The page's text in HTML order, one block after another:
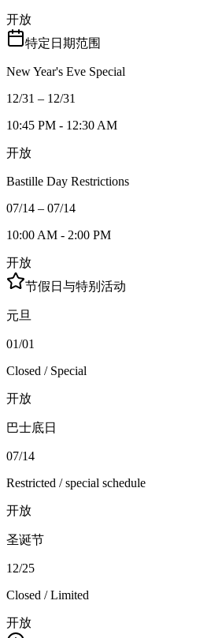
开放
特定日期范围
New Year's Eve Special
12/31 – 12/31
10:45 PM - 12:30 AM
开放
Bastille Day Restrictions
07/14 – 07/14
10:00 AM - 2:00 PM
开放
节假日与特别活动
元旦
01/01
Closed / Special
开放
巴士底日
07/14
Restricted / special schedule
开放
圣诞节
12/25
Closed / Limited
开放